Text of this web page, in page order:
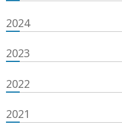
2024
2023
2022
2021